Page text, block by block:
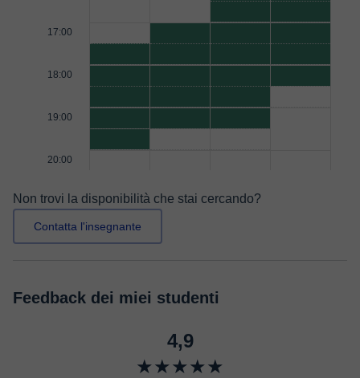
17:00
18:00
19:00
20:00
Non trovi la disponibilità che stai cercando?
Contatta l'insegnante
Feedback dei miei studenti
4,9
★★★★★